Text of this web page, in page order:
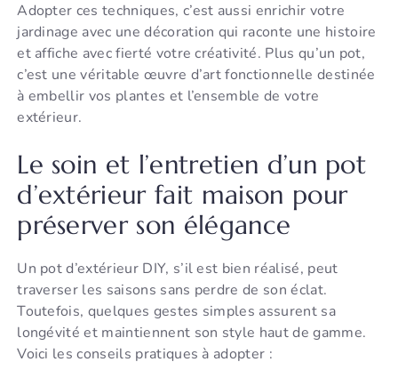
Adopter ces techniques, c’est aussi enrichir votre
jardinage avec une décoration qui raconte une histoire
et affiche avec fierté votre créativité. Plus qu’un pot,
c’est une véritable œuvre d’art fonctionnelle destinée
à embellir vos plantes et l’ensemble de votre
extérieur.
Le soin et l’entretien d’un pot
d’extérieur fait maison pour
préserver son élégance
Un pot d’extérieur DIY, s’il est bien réalisé, peut
traverser les saisons sans perdre de son éclat.
Toutefois, quelques gestes simples assurent sa
longévité et maintiennent son style haut de gamme.
Voici les conseils pratiques à adopter :